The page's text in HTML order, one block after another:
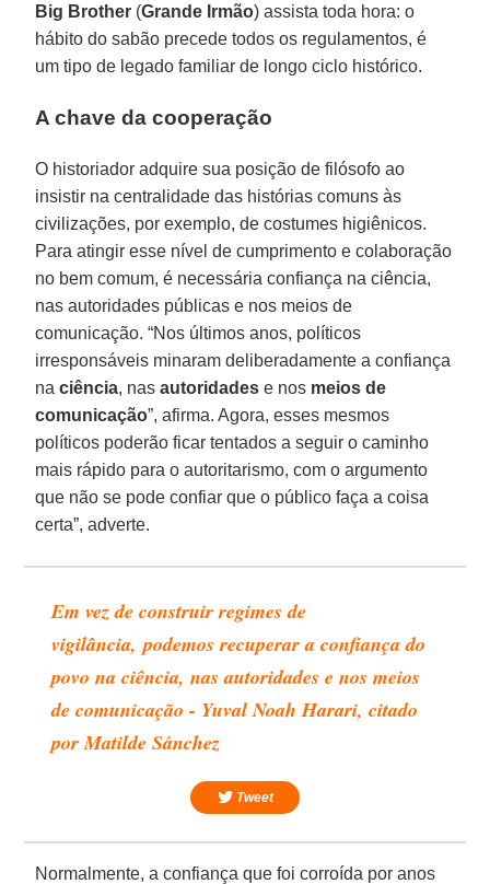
Big Brother (Grande Irmão) assista toda hora: o
hábito do sabão precede todos os regulamentos, é
um tipo de legado familiar de longo ciclo histórico.
A chave da cooperação
O historiador adquire sua posição de filósofo ao
insistir na centralidade das histórias comuns às
civilizações, por exemplo, de costumes higiênicos.
Para atingir esse nível de cumprimento e colaboração
no bem comum, é necessária confiança na ciência,
nas autoridades públicas e nos meios de
comunicação. “Nos últimos anos, políticos
irresponsáveis minaram deliberadamente a confiança
naciência, nasautoridades e nos meios de
comunicação”, afirma. Agora, esses mesmos
políticos poderão ficar tentados a seguir o caminho
mais rápido para o autoritarismo, com o argumento
que não se pode confiar que o público faça a coisa
certa”, adverte.
Em vez de construir regimes de
vigilância, podemos recuperar a confiança do
povo na ciência, nas autoridades e nos meios
de comunicação - Yuval Noah Harari, citado
por Matilde Sánchez
Tweet
Normalmente, a confiança que foi corroída por anos